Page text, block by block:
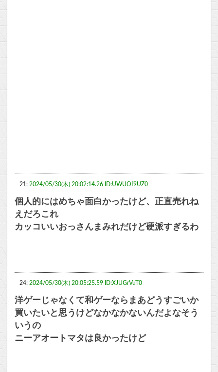
21: 2024/05/30(木) 20:02:14.26 ID:UWUOf9UZ0
個人的にはめちゃ面白かったけど、正直売れね
えだろこれ
カッコいいおっさんまみれだけど硬派すぎるわ
24: 2024/05/30(木) 20:05:25.59 ID:XJUGrVuT0
洋ゲーじゃなくて和ゲーならまあどうすごいか
買いたいと思うけどなかなかないんだよなそう
いうの
ニーアオートマタは良かったけど